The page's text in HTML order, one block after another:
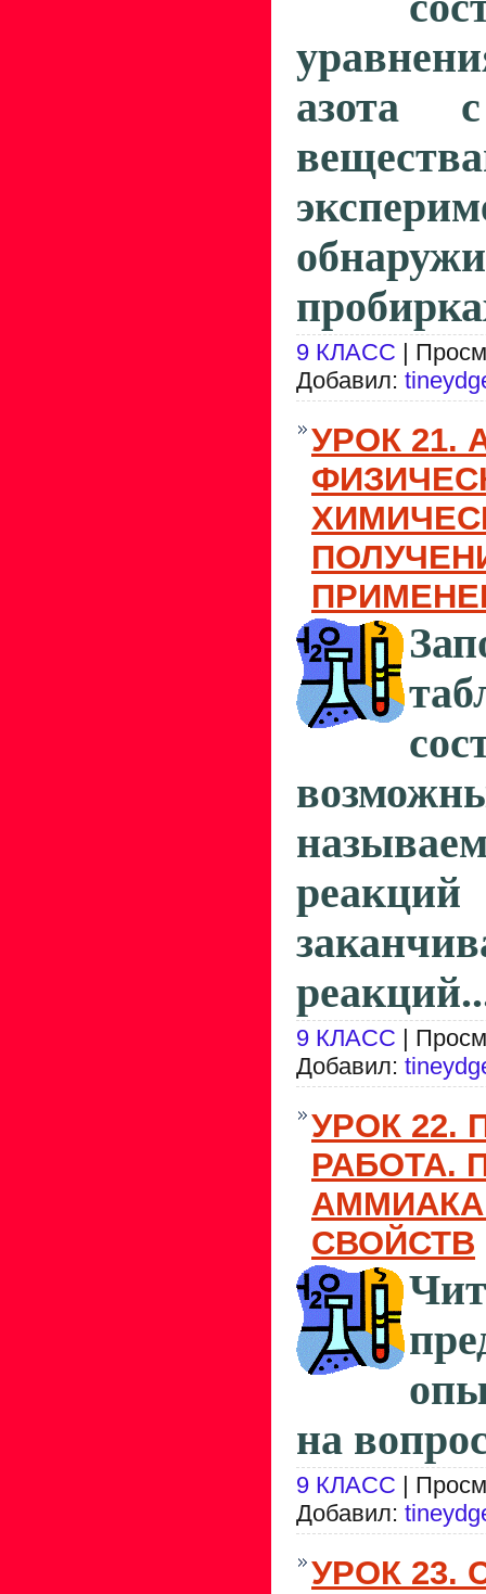
азота
9 КЛАСС |
Добавил:
УРОК 21.
9 КЛАСС |
Добавил:
УРОК 22.
РАБОТА.
АММИАКА
СВОЙСТВ
на
9 КЛАСС |
Добавил:
УРОК 23.